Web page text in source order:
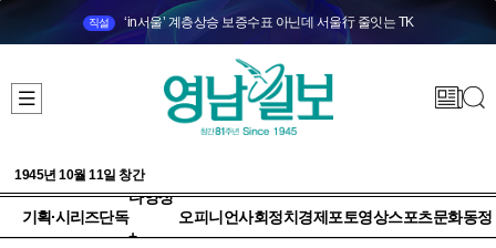
직설 ‘in서울’ 계층상승 보증수표 아닌데 서울行 줄잇는 TK
1945년 10월 11일 창간
기획·시리즈단독
다양성
+
오피니언사회정치 경제 포토영상스포츠문화동정